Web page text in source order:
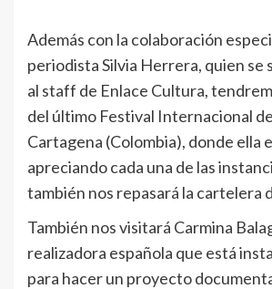
Además con la colaboración
periodista Silvia Herrera, quien se
al staff de Enlace Cultura,
del último Festival Internacional
Cartagena (Colombia), donde ella
apreciando cada una de las
también nos repasará la cartelera
También nos visitará Carmina
realizadora española que está
para hacer un proyecto